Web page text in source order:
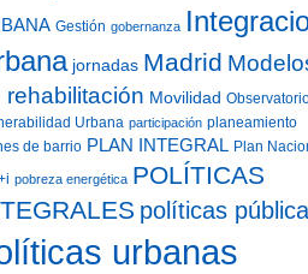
Gestión gobernanza
jornadas Madrid
rehabilitación Movilidad
Urbana participación planeamiento
de barrio PLAN INTEGRAL Plan
pobreza energética POLÍTICAS
políticas
urbanas